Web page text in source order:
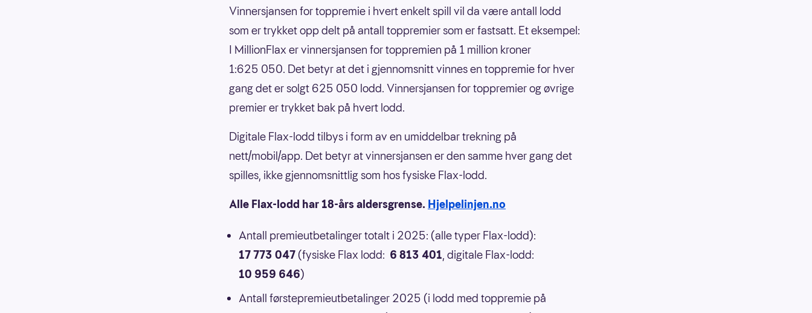
Vinnersjansen for toppremie i hvert enkelt spill vil da være antall lodd
som er trykket opp delt på antall toppremier som er fastsatt. Et eksempel:
I MillionFlax er vinnersjansen for toppremien på 1 million kroner
1:625 050. Det betyr at det i gjennomsnitt vinnes en toppremie for hver
gang det er solgt 625 050 lodd. Vinnersjansen for toppremier og øvrige
premier er trykket bak på hvert lodd.
Digitale Flax-lodd tilbys i form av en umiddelbar trekning på
nett/mobil/app. Det betyr at vinnersjansen er den samme hver gang det
spilles, ikke gjennomsnittlig som hos fysiske Flax-lodd.
Alle Flax-lodd har 18-års aldersgrense. Hjelpelinjen.no
Antall premieutbetalinger totalt i 2025: (alle typer Flax-lodd):
17 773 047 (fysiske Flax lodd: 6 813 401, digitale Flax-lodd:
10 959 646)
Antall førstepremieutbetalinger 2025 (i lodd med toppremie på